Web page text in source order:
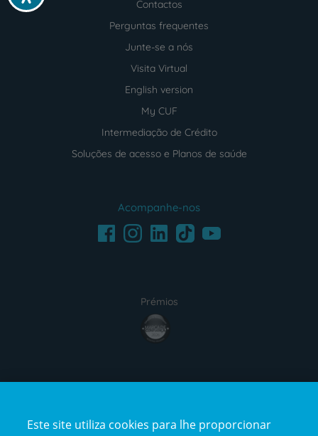
Contactos
Perguntas frequentes
Junte-se a nós
Visita Virtual
English version
My CUF
Intermediação de Crédito
Soluções de acesso e Planos de saúde
Acompanhe-nos
FacebookInstagramLinkedInTikTokYoutube
Prémios
award4
certification2certification3
Este site utiliza cookies para lhe proporcionar